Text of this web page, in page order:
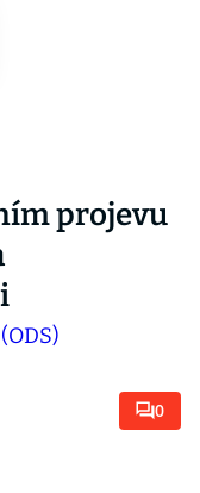
projevu
0